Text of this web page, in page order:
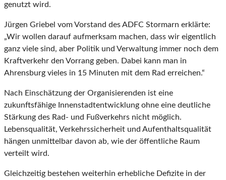
genutzt wird.
Jürgen Griebel vom Vorstand des ADFC Stormarn erklärte:
„Wir wollen darauf aufmerksam machen, dass wir eigentlich
ganz viele sind, aber Politik und Verwaltung immer noch dem
Kraftverkehr den Vorrang geben. Dabei kann man in
Ahrensburg vieles in 15 Minuten mit dem Rad erreichen.“
Nach Einschätzung der Organisierenden ist eine
zukunftsfähige Innenstadtentwicklung ohne eine deutliche
Stärkung des Rad- und Fußverkehrs nicht möglich.
Lebensqualität, Verkehrssicherheit und Aufenthaltsqualität
hängen unmittelbar davon ab, wie der öffentliche Raum
verteilt wird.
Gleichzeitig bestehen weiterhin erhebliche Defizite in der